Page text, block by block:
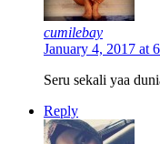
cumilebay
January 4, 2017 at
Seru sekali yaa
Reply